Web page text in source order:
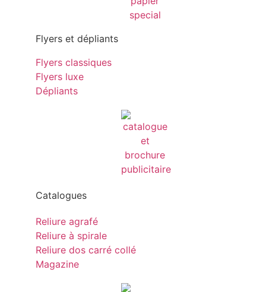
Flyers et dépliants
Flyers classiques
Flyers luxe
Dépliants
Catalogues
Reliure agrafé
Reliure à spirale
Reliure dos carré collé
Magazine